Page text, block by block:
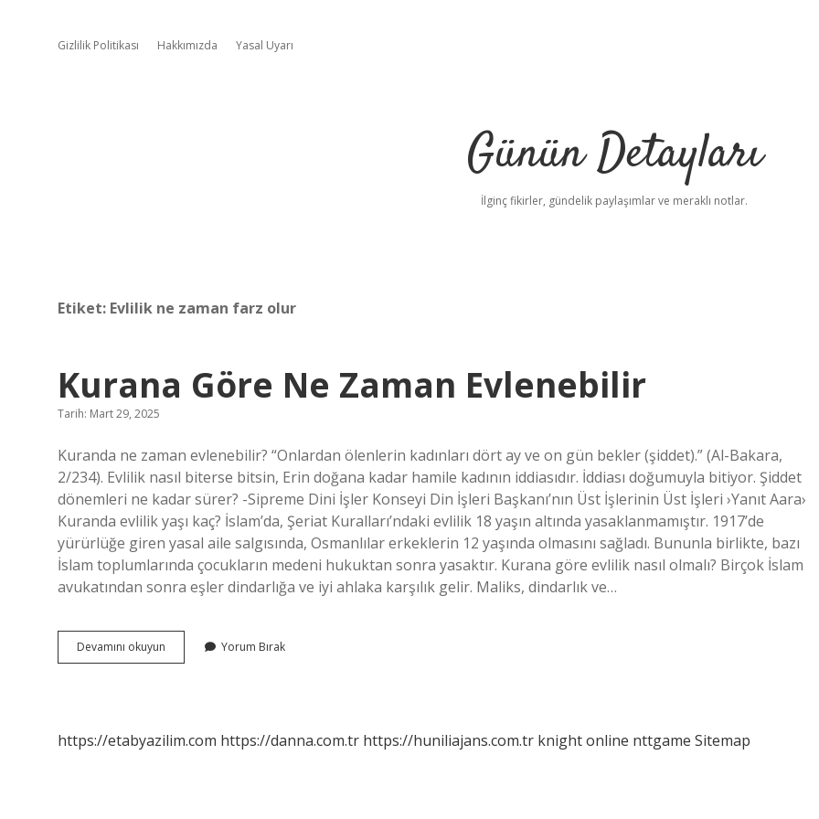
Gizlilik Politikası Hakkımızda Yasal Uyarı
Günün Detayları
İlginç fikirler, gündelik paylaşımlar ve meraklı notlar.
Etiket: Evlilik ne zaman farz olur
Kurana Göre Ne Zaman Evlenebilir
Tarih: Mart 29, 2025
Kuranda ne zaman evlenebilir? “Onlardan ölenlerin kadınları dört ay ve on gün bekler (şiddet).” (Al-Bakara,
2/234). Evlilik nasıl biterse bitsin, Erin doğana kadar hamile kadının iddiasıdır. İddiası doğumuyla bitiyor. Şiddet
dönemleri ne kadar sürer? -Sipreme Dini İşler Konseyi Din İşleri Başkanı’nın Üst İşlerinin Üst İşleri ›Yanıt Aara›
Kuranda evlilik yaşı kaç? İslam’da, Şeriat Kuralları’ndaki evlilik 18 yaşın altında yasaklanmamıştır. 1917’de
yürürlüğe giren yasal aile salgısında, Osmanlılar erkeklerin 12 yaşında olmasını sağladı. Bununla birlikte, bazı
İslam toplumlarında çocukların medeni hukuktan sonra yasaktır. Kurana göre evlilik nasıl olmalı? Birçok İslam
avukatından sonra eşler dindarlığa ve iyi ahlaka karşılık gelir. Maliks, dindarlık ve…
Devamını okuyun
Göre
Yorum Bırak
https://etabyazilim.com https://danna.com.tr https://huniliajans.com.tr knight online nttgame Sitemap